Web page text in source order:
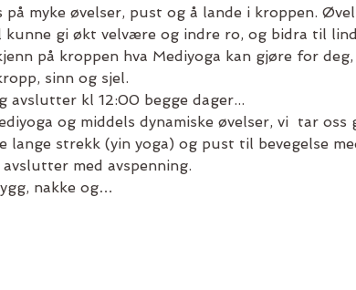
på myke øvelser, pust og å lande i kroppen.
kunne gi økt velvære og indre ro, og bidra til
på kroppen hva Mediyoga kan gjøre for
sinn og sjel.
avslutter kl 12:00 begge dager...
og middels dynamiske øvelser, vi  tar
lange strekk (yin yoga) og pust til bevegelse
med avspenning.
nakke og…